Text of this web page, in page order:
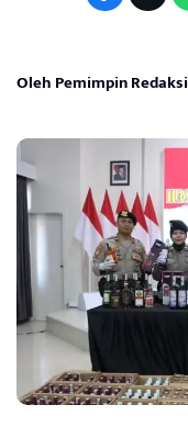
Oleh Pemimpin Redaksi